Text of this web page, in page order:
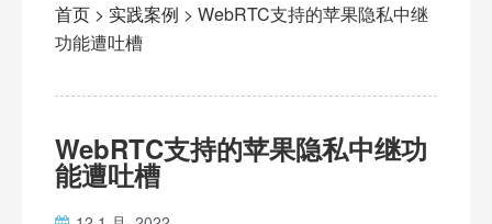
首页 > 实践案例 > WebRTC支持的苹果隐私中继
功能遭吐槽
WebRTC支持的苹果隐私中继功
能遭吐槽